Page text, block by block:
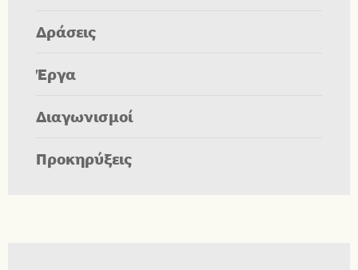
Δράσεις
Έργα
Διαγωνισμοί
Προκηρύξεις